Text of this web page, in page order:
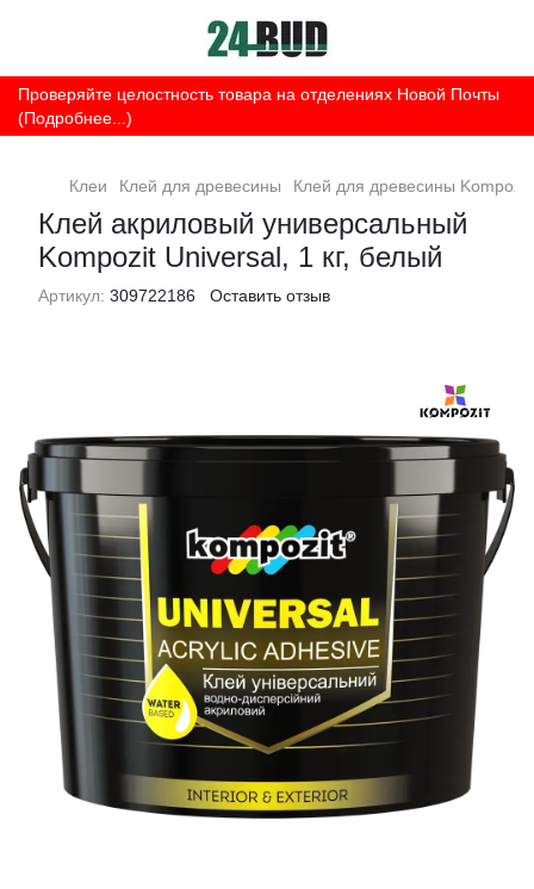
Проверяйте целостность товара на отделениях Новой Почты
(Подробнее...)
Клеи Клей для древесины Клей для древесины Kompozit
Клей акриловый универсальный
Kompozit Universal, 1 кг, белый
Артикул: 309722186 Оставить отзыв